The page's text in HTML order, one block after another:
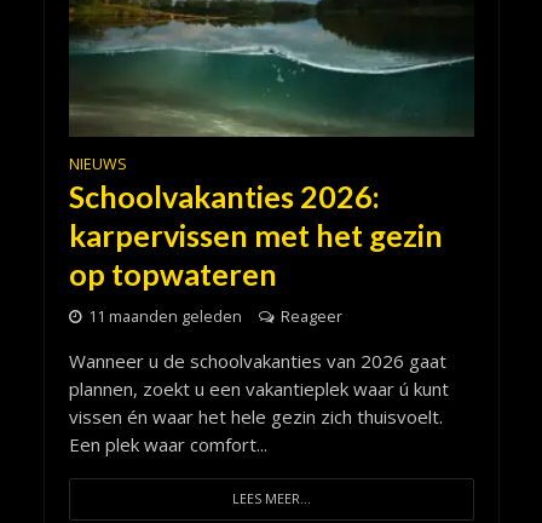
NIEUWS
Schoolvakanties 2026:
karpervissen met het gezin
op topwateren
11 maanden geleden Reageer
Wanneer u de schoolvakanties van 2026 gaat
plannen, zoekt u een vakantieplek waar ú kunt
vissen én waar het hele gezin zich thuisvoelt.
Een plek waar comfort...
LEES MEER...